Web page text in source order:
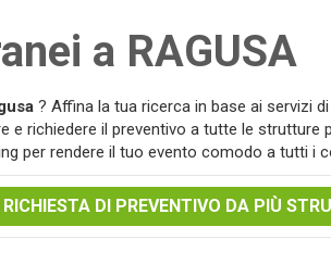
a RAGUSA
? Affina la tua ricerca in base ai servizi
e richiedere il preventivo a tutte le strutture
per rendere il tuo evento comodo a tutti i
DI PREVENTIVO DA PIÙ